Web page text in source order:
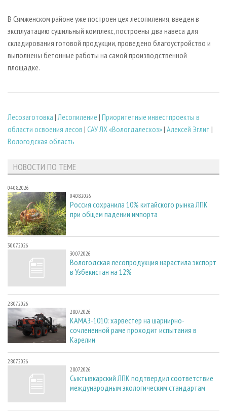
В Сямженском районе уже построен цех лесопиления, введен в
эксплуатацию сушильный комплекс, построены два навеса для
складирования готовой продукции, проведено благоустройство и
выполнены бетонные работы на самой производственной
площадке.
Лесозаготовка |Лесопиление | Приоритетные инвестпроекты в
области освоения лесов | САУ ЛХ «Вологдалесхоз»| Алексей Эглит |
Вологодская область
НОВОСТИ ПО ТЕМЕ
04.08.2026
04.08.2026
Россия сохранила 10% китайского рынка ЛПК
при общем падении импорта
30.07.2026
30.07.2026
Вологодская лесопродукция нарастила экспорт
в Узбекистан на 12%
28.07.2026
28.07.2026
КАМАЗ-1010: харвестер на шарнирно-
сочлененной раме проходит испытания в
Карелии
28.07.2026
28.07.2026
Сыктывкарский ЛПК подтвердил соответствие
международным экологическим стандартам